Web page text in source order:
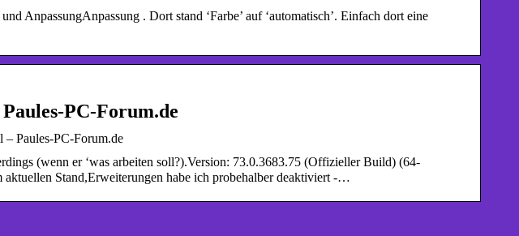
AnpassungAnpassung . Dort stand ‘Farbe’ auf ‘automatisch’. Einfach dort eine
PC-Forum.de
Paules-PC-Forum.de
(wenn er ‘was arbeiten soll?).Version: 73.0.3683.75 (Offizieller Build) (64-
Stand,Erweiterungen habe ich probehalber deaktiviert -…